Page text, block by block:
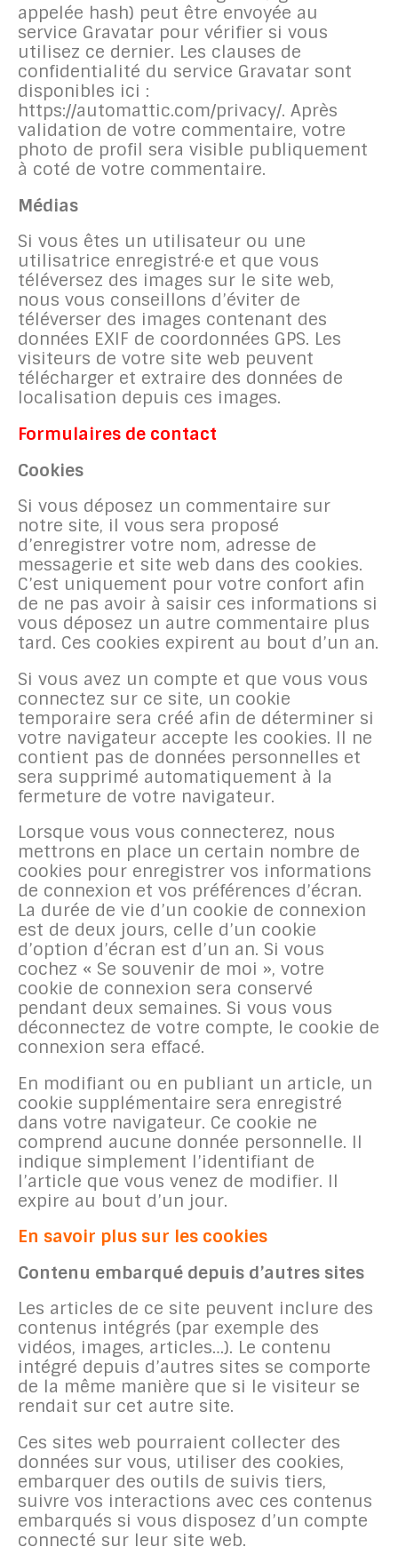
appelée hash) peut être envoyée au
service Gravatar pour vérifier si vous
utilisez ce dernier. Les clauses de
confidentialité du service Gravatar sont
disponibles ici :
https://automattic.com/privacy/. Après
validation de votre commentaire, votre
photo de profil sera visible publiquement
à coté de votre commentaire.
Médias
Si vous êtes un utilisateur ou une
utilisatrice enregistré·e et que vous
téléversez des images sur le site web,
nous vous conseillons d’éviter de
téléverser des images contenant des
données EXIF de coordonnées GPS. Les
visiteurs de votre site web peuvent
télécharger et extraire des données de
localisation depuis ces images.
Formulaires de contact
Cookies
Si vous déposez un commentaire sur
notre site, il vous sera proposé
d’enregistrer votre nom, adresse de
messagerie et site web dans des cookies.
C’est uniquement pour votre confort afin
de ne pas avoir à saisir ces informations si
vous déposez un autre commentaire plus
tard. Ces cookies expirent au bout d’un an.
Si vous avez un compte et que vous vous
connectez sur ce site, un cookie
temporaire sera créé afin de déterminer si
votre navigateur accepte les cookies. Il ne
contient pas de données personnelles et
sera supprimé automatiquement à la
fermeture de votre navigateur.
Lorsque vous vous connecterez, nous
mettrons en place un certain nombre de
cookies pour enregistrer vos informations
de connexion et vos préférences d’écran.
La durée de vie d’un cookie de connexion
est de deux jours, celle d’un cookie
d’option d’écran est d’un an. Si vous
cochez « Se souvenir de moi », votre
cookie de connexion sera conservé
pendant deux semaines. Si vous vous
déconnectez de votre compte, le cookie de
connexion sera effacé.
En modifiant ou en publiant un article, un
cookie supplémentaire sera enregistré
dans votre navigateur. Ce cookie ne
comprend aucune donnée personnelle. Il
indique simplement l’identifiant de
l’article que vous venez de modifier. Il
expire au bout d’un jour.
En savoir plus sur les cookies
Contenu embarqué depuis d’autres sites
Les articles de ce site peuvent inclure des
contenus intégrés (par exemple des
vidéos, images, articles…). Le contenu
intégré depuis d’autres sites se comporte
de la même manière que si le visiteur se
rendait sur cet autre site.
Ces sites web pourraient collecter des
données sur vous, utiliser des cookies,
embarquer des outils de suivis tiers,
suivre vos interactions avec ces contenus
embarqués si vous disposez d’un compte
connecté sur leur site web.